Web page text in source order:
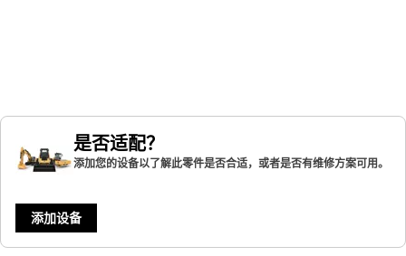
是否适配？
添加您的设备以了解此零件是否合适，或者是否有维修方案可用。
添加设备